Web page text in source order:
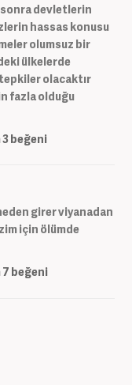
sonra devletlerin
hassas konusu
olumsuz bir
ülkelerde
olacaktır
fazla olduğu
3beğeni
girer viyanadan
için ölümde
7 beğeni